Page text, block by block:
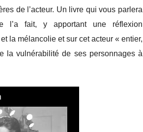
de l’acteur. Un livre qui vous parlera
l’a fait, y apportant une réflexion
la mélancolie et sur cet acteur « entier,
la vulnérabilité de ses personnages à